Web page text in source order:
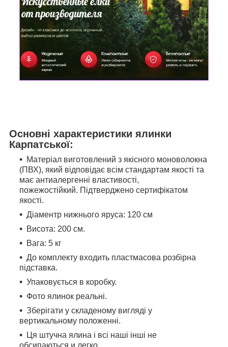
Основні характеристики ялинки
Карпатської:
Матеріал виготовлений з якісного моноволокна
(ПВХ), який відповідає всім стандартам якості та
має антиалергенні властивості,
пожежостійкий. Підтверджено сертифікатом
якості.
Діаментр нижнього яруса: 120 см
Висота: 200 cм.
Вага: 5 кг
До комплекту входить пластмасова розбірна
підставка.
Упаковується в коробку.
Фото ялинок реальні.
Зберігати у складеному вигляді у
вертикальному положенні.
Ця штучна ялина і всі наші інші не